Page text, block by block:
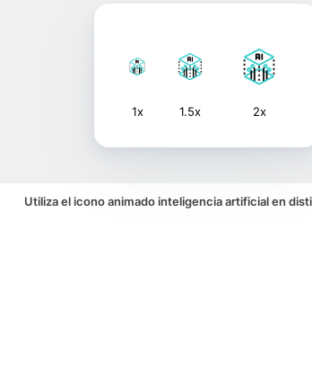
1x 1.5x 2x
Utiliza el icono animado inteligencia artificial en